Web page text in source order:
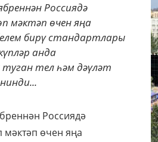
Россиядә
мәктәп өчен яңа
бирү стандартлары
анда
туган тел һәм дәүләт
Россиядә
өчен яңа